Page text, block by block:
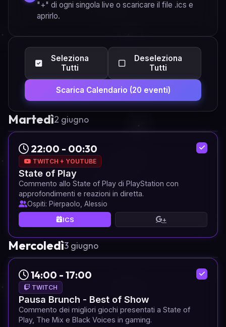
"+" di ogni singola live o scaricare il file .ics e
aprirlo.
Seleziona
Tutti
Deseleziona
Tutti
Scarica Calendario (20 eventi)
Martedì2 giugno
22:00 - 00:30
TWITCH + YOUTUBE
State of Play
Commento allo State of Play di PlayStation con
approfondimenti e reazioni in diretta.
Ospiti: Pierpaolo, Alessio
ICS +
Mercoledì3 giugno
14:00 - 17:00
TWITCH
Pausa Brunch - Best of Show
Commento dei migliori giochi presentati a State of
Play, The Mix e Black Voices in gaming.